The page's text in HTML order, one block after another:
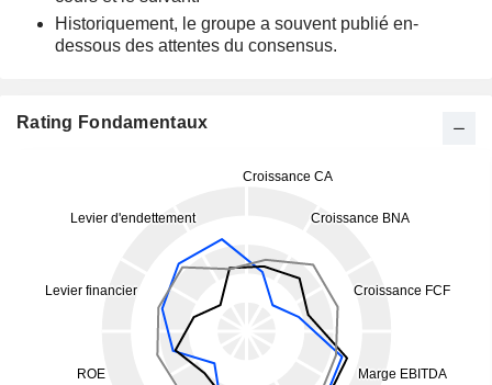
Historiquement, le groupe a souvent publié en-
dessous des attentes du consensus.
Rating Fondamentaux